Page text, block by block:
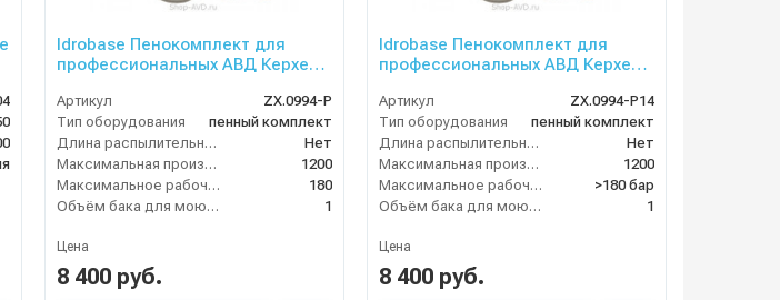
Idrobase Пенокомплект для
профессиональных АВД Керхер
Артикул
ZX.0994-P
Тип оборудования
пенный комплект
Длина распылительного копья (мм)
Нет
Максимальная производительность по воде (л/ч)
1200
Максимальное рабочее давление (бар)
180
Объём бака для моющего средства (л)
1
Цена
8 400 руб.
Idrobase Пенокомплект для
профессиональных АВД Керхер
Артикул
ZX.0994-P14
Тип оборудования
пенный комплект
Длина распылительного копья (мм)
Нет
Максимальная производительность по воде (л/ч)
1200
Максимальное рабочее давление (бар)
>180 бар
Объём бака для моющего средства (л)
1
Цена
8 400 руб.